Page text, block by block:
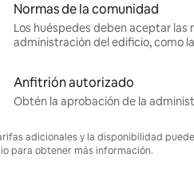
Normas de la comunidad
Los huéspedes deben aceptar
administración del edificio, como
Anfitrión autorizado
Obtén la aprobación de la
adicionales y la disponibilidad
para obtener más información.